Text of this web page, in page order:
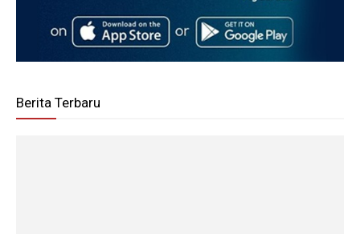
Berita Terbaru